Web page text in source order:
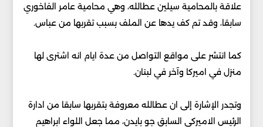
علاقة بالمحامية سيلين عطالله، وهي محامية عامر الفاخوري
سابقا، وقد تم كف يدها عن الملف بسبب تقربها من عباس.
كما انتشر على مواقع التواصل من عدة ايام انه اشترى لها
منزل في اميركا وآخر في لبنان.
وتجدر الإشارة إلى ان عطالله معروفة بتقربها سابقا من ادارة
الرئيس الاميركي السابق جو بايدن، مما جعل اللواء ابراهيم